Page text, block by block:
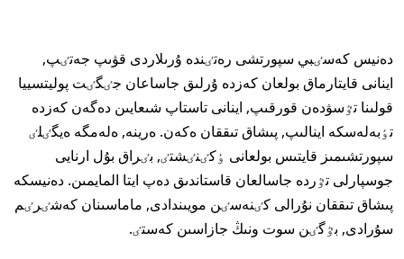
دەنيس كەسٸبي سپورتشى رەتٸندە ۇرىلاردى قۋىپ جەتٸپ,
اينانى قايتارماق بولعان كەزدە ۇرلىق جاساعان جٸگٸت پوليتسييا
قولىنا تٷسۋدەن قورقىپ, اينانى تاستاپ شىعايىن دەگەن كەزدە
تٶبەلەسكە اينالىپ, پىشاق تىققان ەكەن. ەرينە, ەلەمگە ەيگٸلٸ
سپورتشىمىز قايتىس بولعانى ٶكٸنٸشتٸ, بٸراق بۇل ارنايى
جوسپارلى تٷردە جاسالعان قاستاندىق دەپ ايتا المايمىن. دەنيسكە
پىشاق تىققان نۇرالى كٸنەسٸن مويىندادى, ماماسىنان كەشٸرٸم
سۇرادى, بٷگٸن سوت ونىڭ جازاسىن كەستٸ.